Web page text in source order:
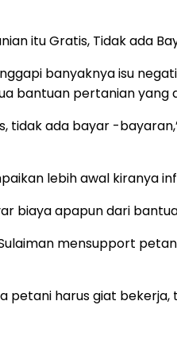
itu Gratis, Tidak ada
banyaknya isu
bantuan pertanian
tidak ada bayar -
lebih awal kiranya
biaya apapun dari
mensupport
petani harus giat